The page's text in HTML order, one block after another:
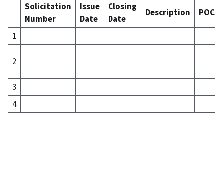
Solicitation
Number
Issue
Date
Closing
Date
Description POC
1
2
3
4